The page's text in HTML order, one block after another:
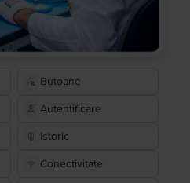
Butoane
Autentificare
Istoric
Conectivitate